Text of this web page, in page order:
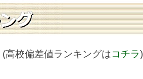
(高校偏差値ランキングはコチラ)